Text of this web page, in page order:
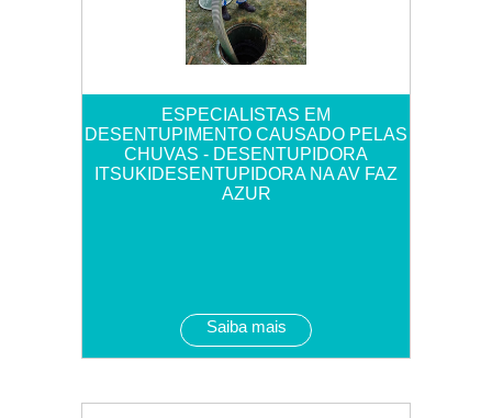
ESPECIALISTAS EM
DESENTUPIMENTO CAUSADO PELAS
CHUVAS - DESENTUPIDORA
ITSUKIDESENTUPIDORA NA AV FAZ
AZUR
Saiba mais